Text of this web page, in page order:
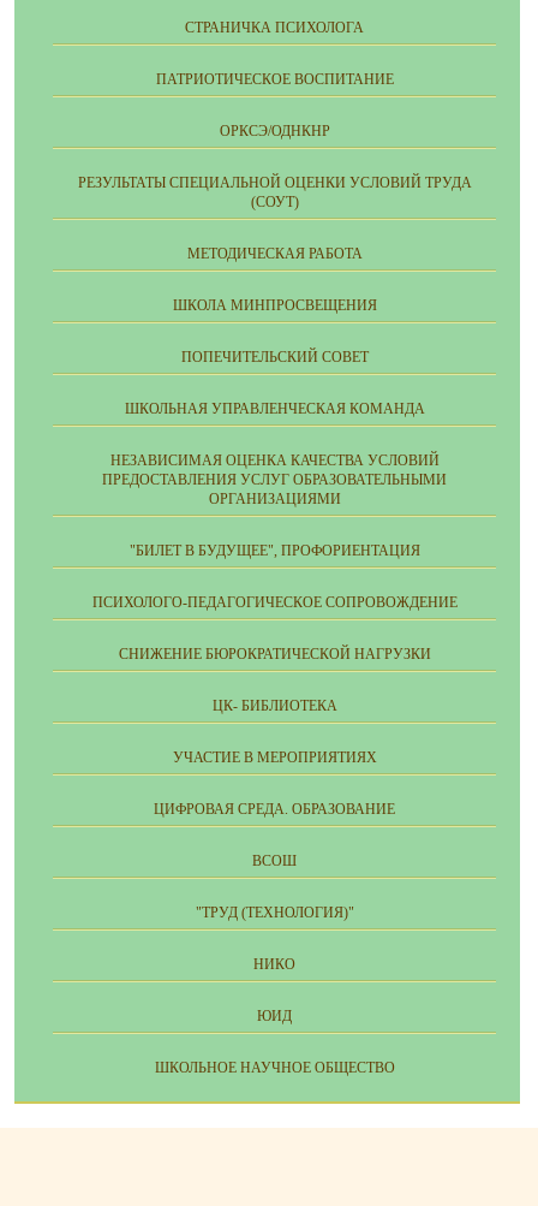
СТРАНИЧКА ПСИХОЛОГА
ПАТРИОТИЧЕСКОЕ ВОСПИТАНИЕ
ОРКСЭ/ОДНКНР
РЕЗУЛЬТАТЫ СПЕЦИАЛЬНОЙ ОЦЕНКИ УСЛОВИЙ ТРУДА
(СОУТ)
МЕТОДИЧЕСКАЯ РАБОТА
ШКОЛА МИНПРОСВЕЩЕНИЯ
ПОПЕЧИТЕЛЬСКИЙ СОВЕТ
ШКОЛЬНАЯ УПРАВЛЕНЧЕСКАЯ КОМАНДА
НЕЗАВИСИМАЯ ОЦЕНКА КАЧЕСТВА УСЛОВИЙ
ПРЕДОСТАВЛЕНИЯ УСЛУГ ОБРАЗОВАТЕЛЬНЫМИ
ОРГАНИЗАЦИЯМИ
"БИЛЕТ В БУДУЩЕЕ", ПРОФОРИЕНТАЦИЯ
ПСИХОЛОГО-ПЕДАГОГИЧЕСКОЕ СОПРОВОЖДЕНИЕ
СНИЖЕНИЕ БЮРОКРАТИЧЕСКОЙ НАГРУЗКИ
ЦК- БИБЛИОТЕКА
УЧАСТИЕ В МЕРОПРИЯТИЯХ
ЦИФРОВАЯ СРЕДА. ОБРАЗОВАНИЕ
ВСОШ
"ТРУД (ТЕХНОЛОГИЯ)"
НИКО
ЮИД
ШКОЛЬНОЕ НАУЧНОЕ ОБЩЕСТВО